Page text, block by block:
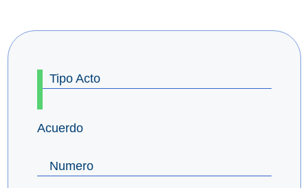
Tipo Acto
Acuerdo
Numero